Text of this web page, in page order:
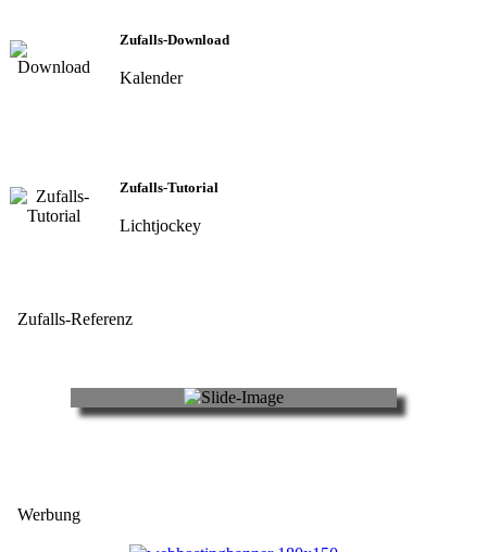
Zufalls-Download
Kalender
Zufalls-Tutorial
Lichtjockey
Zufalls-Referenz
Werbung